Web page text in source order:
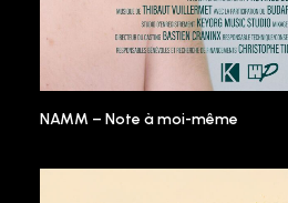
NAMM – Note à moi-même